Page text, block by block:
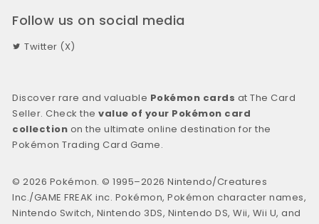
Follow us on social media
Twitter (X)
Discover rare and valuable Pokémon cards at The Card
Seller. Check thevalue of your Pokémon card
collection on the ultimate online destination for the
Pokémon Trading Card Game.
© 2026 Pokémon. © 1995–2026 Nintendo/Creatures
Inc./GAME FREAK inc. Pokémon, Pokémon character names,
Nintendo Switch, Nintendo 3DS, Nintendo DS, Wii, Wii U, and